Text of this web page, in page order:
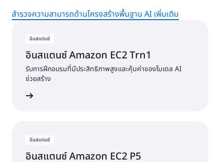
สำรวจความสามารถด้านโครงสร้างพื้นฐาน AI เพิ่มเติม
อินสแตนซ์
อินสแตนซ์ Amazon EC2 Trn1
รับการฝึกอบรมที่มีประสิทธิภาพสูงและคุ้มค่าของโมเดล AI
ช่วยสร้าง
อินสแตนซ์
อินสแตนซ์ Amazon EC2 P5